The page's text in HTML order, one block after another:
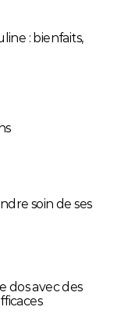
: bienfaits,
soin de ses
dos avec des